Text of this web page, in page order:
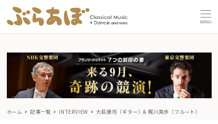
MENU
ホーム 記事一覧 INTERVIEW 大萩康司（ギター）& 梶川真歩（フルート）